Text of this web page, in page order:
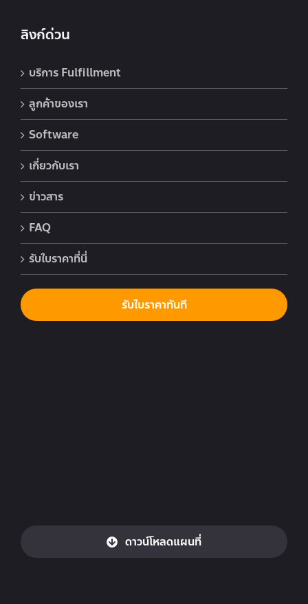
ลิงก์ด่วน
บริการ Fulfillment
ลูกค้าของเรา
Software
เกี่ยวกับเรา
ข่าวสาร
FAQ
รับใบราคาที่นี่
รับใบราคาทันที
ดาวน์โหลดแผนที่